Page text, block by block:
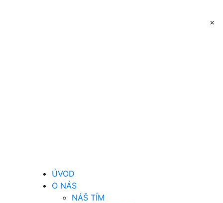
×
ÚVOD
O NÁS
NÁŠ TÍM